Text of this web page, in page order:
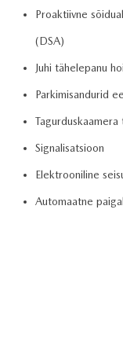
Proaktiivne
(DSA)
Juhi tähelepanu
Parkimisandurid
Signalisatsioon
Elektrooniline
Automaatne